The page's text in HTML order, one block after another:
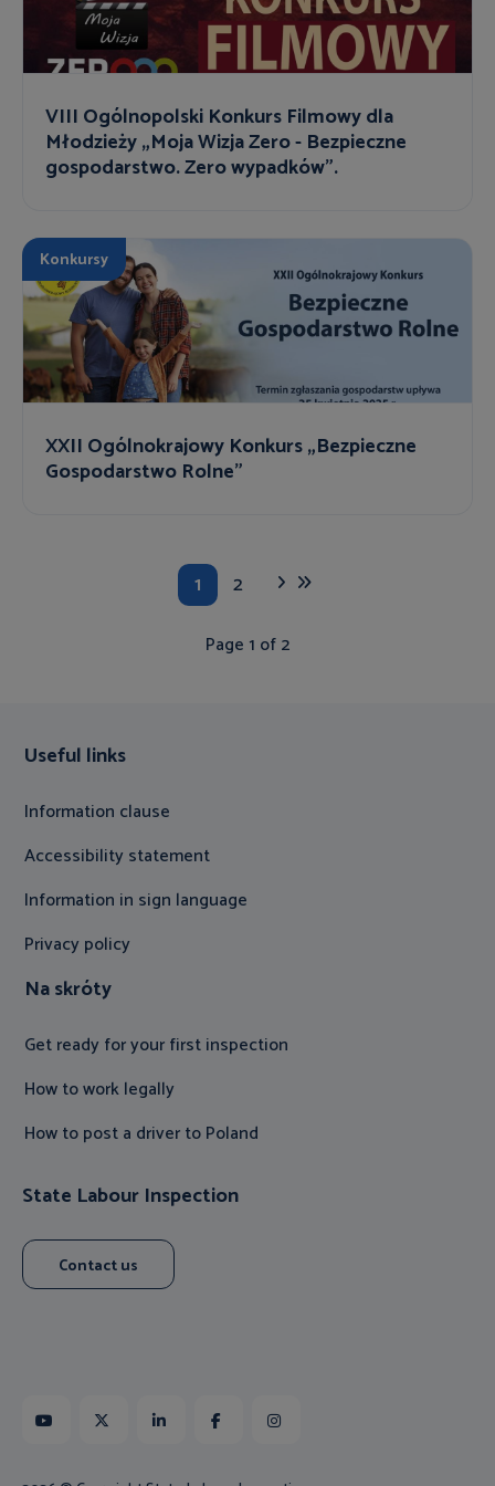
VIII Ogólnopolski Konkurs Filmowy dla
Młodzieży „Moja Wizja Zero - Bezpieczne
gospodarstwo. Zero wypadków”.
Konkursy
XXII Ogólnokrajowy Konkurs „Bezpieczne
Gospodarstwo Rolne”
1 2
Page 1 of 2
Useful links
Information clause
Accessibility statement
Information in sign language
Privacy policy
Na skróty
Get ready for your first inspection
How to work legally
How to post a driver to Poland
State Labour Inspection
Contact us